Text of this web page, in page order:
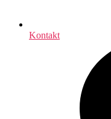
Kontakt